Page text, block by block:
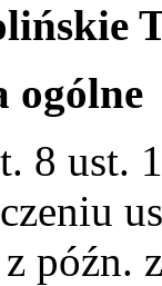
ogólne
8 ust.
późn.